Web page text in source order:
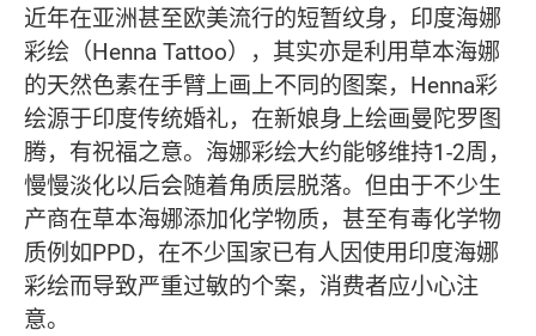
近年在亚洲甚至欧美流行的短暂纹身，印度海娜
彩绘（Henna Tattoo），其实亦是利用草本海娜
的天然色素在手臂上画上不同的图案，Henna彩
绘源于印度传统婚礼，在新娘身上绘画曼陀罗图
腾，有祝福之意。海娜彩绘大约能够维持1-2周，
慢慢淡化以后会随着角质层脱落。但由于不少生
产商在草本海娜添加化学物质，甚至有毒化学物
质例如PPD，在不少国家已有人因使用印度海娜
彩绘而导致严重过敏的个案，消费者应小心注
意。